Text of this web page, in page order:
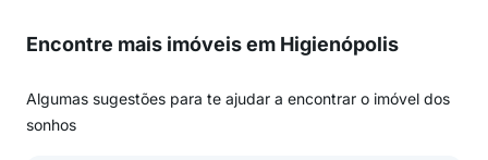
Encontre mais imóveis em Higienópolis
Algumas sugestões para te ajudar a encontrar o imóvel dos
sonhos